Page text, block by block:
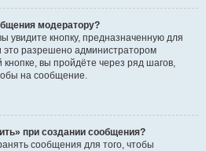
модератору?
увидите кнопку, предназначенную для
это разрешено администратором
вы пройдёте через ряд шагов,
на сообщение.
при создании сообщения?
сообщения для того, чтобы